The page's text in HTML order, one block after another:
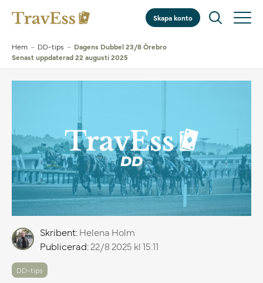
Skapa konto
Hem – DD-tips – Dagens Dubbel 23/8 Örebro
Senast uppdaterad 22 augusti 2025
Skribent:Helena Holm
Publicerad:22/8 2025 kl 15:11
DD-tips